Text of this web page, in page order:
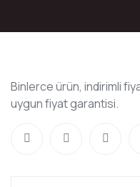
Binlerce ürün, indirimli
uygun fiyat garantisi.